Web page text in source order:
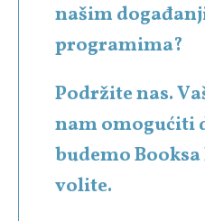
našim
programima?
Podržite nas.
nam omogućiti
budemo
volite.